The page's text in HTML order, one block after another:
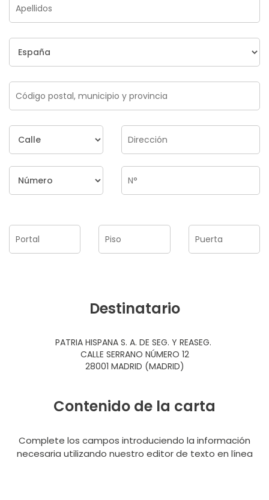
Destinatario
PATRIA HISPANA S. A. DE SEG. Y REASEG.
CALLE SERRANO NÚMERO 12
28001 MADRID (MADRID)
Contenido de la carta
Complete los campos introduciendo la información
necesaria utilizando nuestro editor de texto en línea